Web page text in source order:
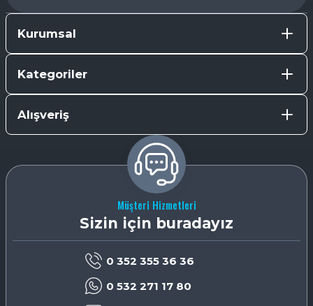
Kurumsal
Kategoriler
Alışveriş
Müşteri Hizmetleri
Sizin için buradayız
0 352 355 36 36
0 532 271 17 80